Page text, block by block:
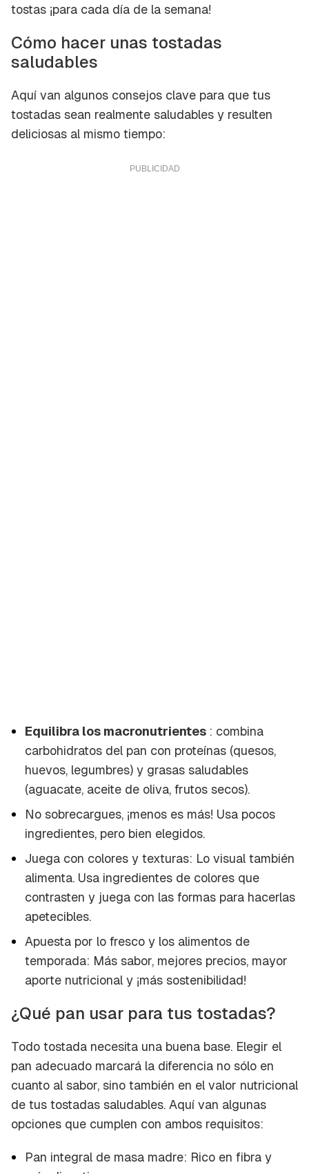
tostas ¡para cada día de la semana!
Cómo hacer unas tostadas
saludables
Aquí van algunos consejos clave para que tus
tostadas sean realmente saludables y resulten
deliciosas al mismo tiempo:
Equilibra los macronutrientes : combina
carbohidratos del pan con proteínas (quesos,
huevos, legumbres) y grasas saludables
(aguacate, aceite de oliva, frutos secos).
No sobrecargues, ¡menos es más! Usa pocos
ingredientes, pero bien elegidos.
Juega con colores y texturas: Lo visual también
alimenta. Usa ingredientes de colores que
contrasten y juega con las formas para hacerlas
apetecibles.
Apuesta por lo fresco y los alimentos de
temporada: Más sabor, mejores precios, mayor
aporte nutricional y ¡más sostenibilidad!
¿Qué pan usar para tus tostadas?
Todo tostada necesita una buena base. Elegir el
pan adecuado marcará la diferencia no sólo en
cuanto al sabor, sino también en el valor nutricional
de tus tostadas saludables. Aquí van algunas
opciones que cumplen con ambos requisitos:
Pan integral de masa madre: Rico en fibra y